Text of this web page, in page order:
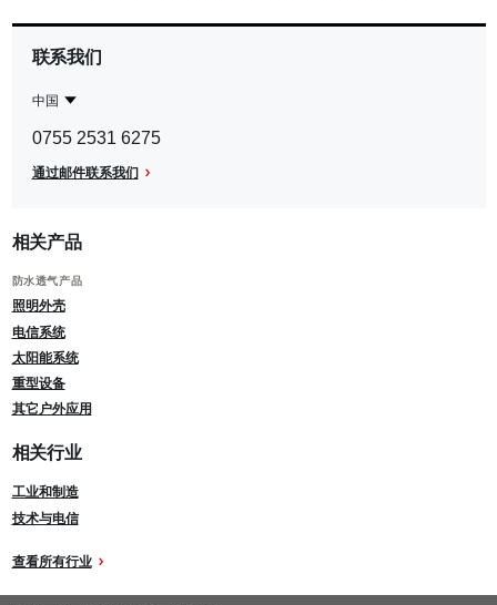
联系我们
中国
中
国
0755 2531 6275
通过邮件联系我们
相关产品
防水透气产品
照明外壳
电信系统
太阳能系统
重型设备
其它户外应用
相关行业
工业和制造
技术与电信
查看所有行业